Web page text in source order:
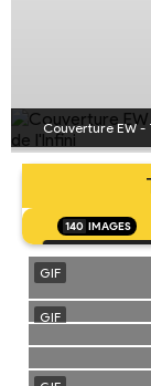
Couverture EW -
140 IMAGES